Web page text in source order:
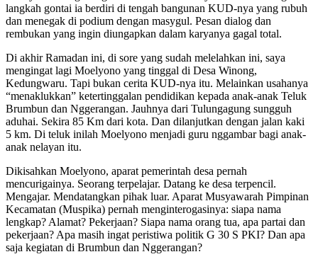
langkah gontai ia berdiri di tengah bangunan KUD-nya yang rubuh
dan menegak di podium dengan masygul. Pesan dialog dan
rembukan yang ingin diungapkan dalam karyanya gagal total.
Di akhir Ramadan ini, di sore yang sudah melelahkan ini, saya
mengingat lagi Moelyono yang tinggal di Desa Winong,
Kedungwaru. Tapi bukan cerita KUD-nya itu. Melainkan usahanya
“menaklukkan” ketertinggalan pendidikan kepada anak-anak Teluk
Brumbun dan Nggerangan. Jauhnya dari Tulungagung sungguh
aduhai. Sekira 85 Km dari kota. Dan dilanjutkan dengan jalan kaki
5 km. Di teluk inilah Moelyono menjadi guru nggambar bagi anak-
anak nelayan itu.
Dikisahkan Moelyono, aparat pemerintah desa pernah
mencurigainya. Seorang terpelajar. Datang ke desa terpencil.
Mengajar. Mendatangkan pihak luar. Aparat Musyawarah Pimpinan
Kecamatan (Muspika) pernah menginterogasinya: siapa nama
lengkap? Alamat? Pekerjaan? Siapa nama orang tua, apa partai dan
pekerjaan? Apa masih ingat peristiwa politik G 30 S PKI? Dan apa
saja kegiatan di Brumbun dan Nggerangan?